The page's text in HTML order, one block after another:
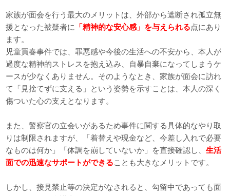
家族が面会を行う最大のメリットは、外部から遮断され孤立無
援となった被疑者に
「精神的な安心感」を与えられる点にあり
ます。
児童買春事件では、罪悪感や今後の生活への不安から、本人が
過度な精神的ストレスを抱え込み、自暴自棄になってしまうケ
ースが少なくありません。そのようなとき、家族が面会に訪れ
て「見捨てずに支える」という姿勢を示すことは、本人の深く
傷ついた心の支えとなります。
また、警察官の立会いがあるため事件に関する具体的なやり取
りは制限されますが、「着替えや現金など、今差し入れで必要
なものは何か」「体調を崩していないか」を直接確認し、生活
面での迅速なサポートができることも大きなメリットです。
しかし、接見禁止等の決定がなされると、勾留中であっても面